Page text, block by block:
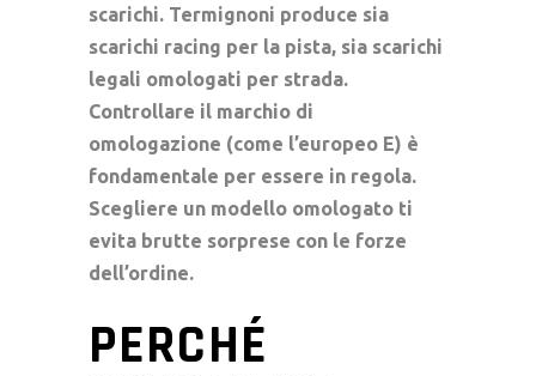
scarichi. Termignoni produce sia
scarichi racing per la pista, sia scarichi
legali omologati per strada.
Controllare il marchio di
omologazione (come l’europeo E) è
fondamentale per essere in regola.
Scegliere un modello omologato ti
evita brutte sorprese con le forze
dell’ordine.
PERCHÉ